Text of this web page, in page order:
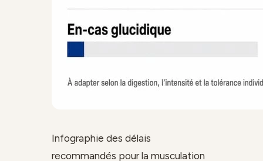
Infographie des délais
recommandés pour la musculation